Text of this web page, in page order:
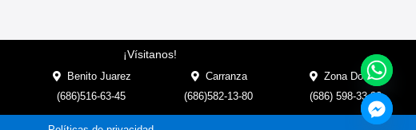
¡Vísitanos!
Benito Juarez
(686)516-63-45
Carranza
(686)582-13-80
Zona Dorada
(686) 598-33-33